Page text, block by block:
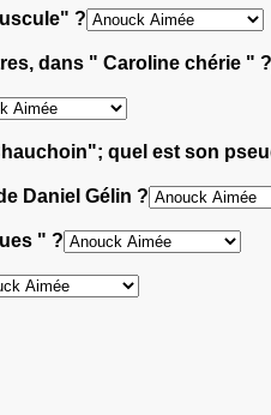
?
dans " Caroline chérie " ?
quel est son
Daniel Gélin ?
" ?